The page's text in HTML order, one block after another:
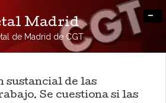
Madrid
de Madrid de CGT
-
sustancial de las
Se cuestiona si las